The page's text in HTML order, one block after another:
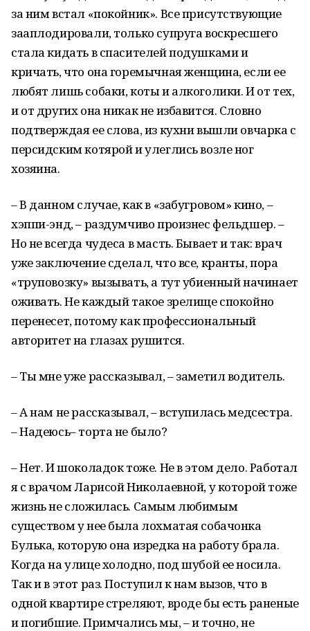
за ним встал «покойник». Все присутствующие
зааплодировали, только супруга воскресшего
стала кидать в спасителей подушками и
кричать, что она горемычная женщина, если ее
любят лишь собаки, коты и алкоголики. И от тех,
и от других она никак не избавится. Словно
подтверждая ее слова, из кухни вышли овчарка с
персидским котярой и улеглись возле ног
хозяина.
– В данном случае, как в «забугровом» кино, –
хэппи-энд, – раздумчиво произнес фельдшер. –
Но не всегда чудеса в масть. Бывает и так: врач
уже заключение сделал, что все, кранты, пора
«труповозку» вызывать, а тут убиенный начинает
оживать. Не каждый такое зрелище спокойно
перенесет, потому как профессиональный
авторитет на глазах рушится.
– Ты мне уже рассказывал, – заметил водитель.
– А нам не рассказывал, – вступилась медсестра.
– Надеюсь– торта не было?
– Нет. И шоколадок тоже. Не в этом дело. Работал
я с врачом Ларисой Николаевной, у которой тоже
жизнь не сложилась. Самым любимым
существом у нее была лохматая собачонка
Булька, которую она изредка на работу брала.
Когда на улице холодно, под шубой ее носила.
Так и в этот раз. Поступил к нам вызов, что в
одной квартире стреляют, вроде бы есть раненые
и погибшие. Примчались мы, – и точно, не